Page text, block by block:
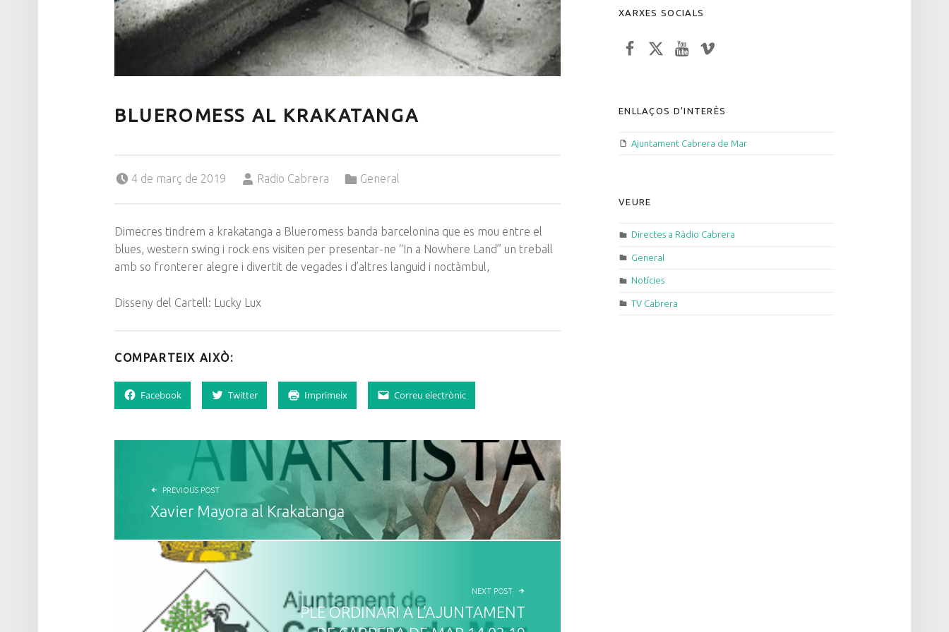
BLUEROMESS AL KRAKATANGA
4 de març de 2019
Radio Cabrera
General
Dimecres tindrem a krakatanga a Blueromess banda barcelonina que es mou entre el
blues, western swing i rock ens visiten per presentar-ne “In a Nowhere Land” un treball
amb so fronterer alegre i divertit de vegades i d’altres languid i noctàmbul,
Disseny del Cartell: Lucky Lux
COMPARTEIX AIXÒ:
Facebook Twitter Imprimeix Correu electrònic
NAVEGACIÓ D'ENTRADES
PREVIOUS POST
Xavier Mayora al Krakatanga
NEXT POST
PLE ORDINARI A L’AJUNTAMENT
XARXES SOCIALS
Facebook
TwitterYouTube
Vimeo
ENLLAÇOS D’INTERÈS
Ajuntament Cabrera de Mar
VEURE
Directes a Ràdio Cabrera
General
Notícies
TV Cabrera